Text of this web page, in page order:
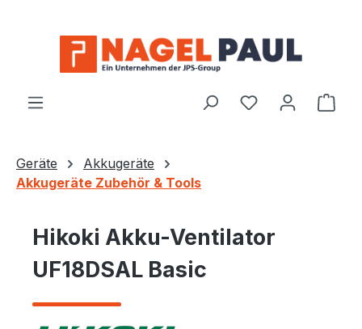
Geräte
Akkugeräte
Akkugeräte Zubehör & Tools
Hikoki Akku-Ventilator
UF18DSAL Basic